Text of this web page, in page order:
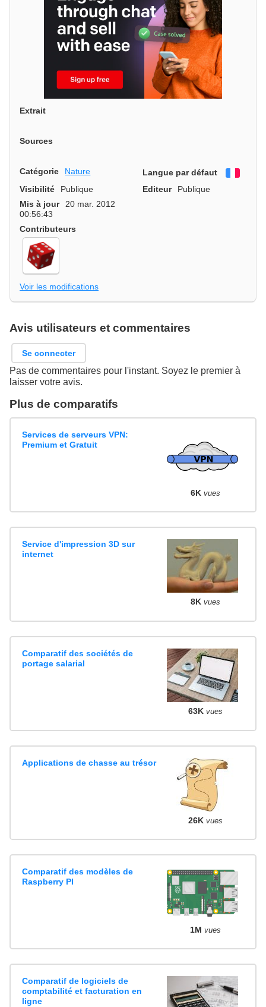
Extrait
Sources
Catégorie Nature Langue par défaut
Visibilité
Publique Editeur
Publique
Mis à jour
20 mar. 2012
00:56:43
Contributeurs
Voir les modifications
Avis utilisateurs et commentaires
Se connecter
Pas de commentaires pour l'instant. Soyez le premier à
laisser votre avis.
Plus de comparatifs
Services de serveurs VPN:
Premium et Gratuit
6K vues
Service d'impression 3D sur
internet
8K vues
Comparatif des sociétés de
portage salarial
63K vues
Applications de chasse au trésor
26K vues
Comparatif des modèles de
Raspberry PI
1M vues
Comparatif de logiciels de
comptabilité et facturation en
ligne